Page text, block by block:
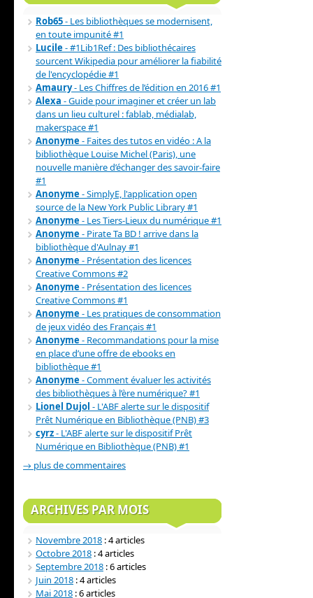
Rob65- Les bibliothèques se modernisent,
en toute impunité #1
Lucile- #1Lib1Ref : Des bibliothécaires
sourcent Wikipedia pour améliorer la fiabilité
de l'encyclopédie #1
Amaury- Les Chiffres de l’édition en 2016 #1
Alexa - Guide pour imaginer et créer un lab
dans un lieu culturel : fablab, médialab,
makerspace #1
Anonyme- Faites des tutos en vidéo : A la
bibliothèque Louise Michel (Paris), une
nouvelle manière d’échanger des savoir-faire
#1
Anonyme- SimplyE, l'application open
source de la New York Public Library #1
Anonyme- Les Tiers-Lieux du numérique #1
Anonyme- Pirate Ta BD ! arrive dans la
bibliothèque d'Aulnay #1
Anonyme- Présentation des licences
Creative Commons #2
Anonyme- Présentation des licences
Creative Commons #1
Anonyme- Les pratiques de consommation
de jeux vidéo des Français #1
Anonyme- Recommandations pour la mise
en place d’une offre de ebooks en
bibliothèque #1
Anonyme- Comment évaluer les activités
des bibliothèques à l’ère numérique? #1
Lionel Dujol - L'ABF alerte sur le dispositif
Prêt Numérique en Bibliothèque (PNB) #3
cyrz- L'ABF alerte sur le dispositif Prêt
Numérique en Bibliothèque (PNB) #1
→ plus de commentaires
ARCHIVES PAR MOIS
Novembre 2018 : 4 articles
Octobre 2018 : 4 articles
Septembre 2018 : 6 articles
Juin 2018 : 4 articles
Mai 2018 : 6 articles